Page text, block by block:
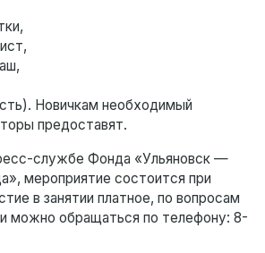
Новичкам необходимый
предоставят.
службе Фонда «Ульяновск —
мероприятие состоится при
в занятии платное, по вопросам
можно обращаться по телефону: 8-